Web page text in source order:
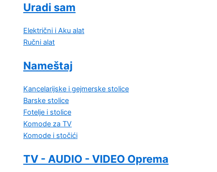
Uradi sam
Električni i Aku alat
Ručni alat
Nameštaj
Kancelarijske i gejmerske stolice
Barske stolice
Fotelje i stolice
Komode za TV
Komode i stočići
TV - AUDIO - VIDEO Oprema